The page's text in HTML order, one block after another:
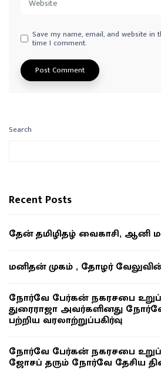
Save my name, email, and website
time I comment.
Search
Recent Posts
தேன் தமிழிதழ் வைகாசி, ஆனி
மனிதன் முகம் , தோழர்
நோர்வே பேர்கன் நகரசபை
துரைராஜா அவர்களினது
பற்றிய வரலாற்றுப்பகிர்வு
நோர்வே பேர்கன் நகரசபை
ஜோசப் தரும் நோர்வே தேசிய